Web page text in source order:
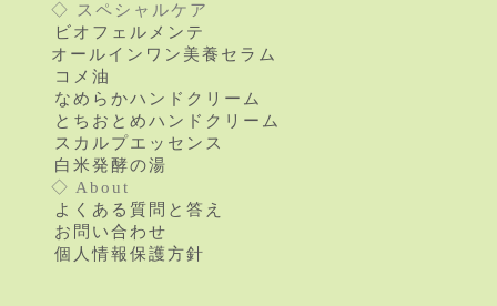
◇ スペシャルケア
ビオフェルメンテ
オールインワン美養セラム
コメ油
なめらかハンドクリーム
とちおとめハンドクリーム
スカルプエッセンス
白米発酵の湯
◇ About
よくある質問と答え
お問い合わせ
個人情報保護方針